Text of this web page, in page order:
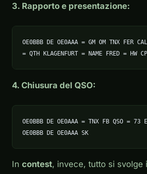
3. Rapporto e presentazione:
OE0BBB DE OE0AAA = GM OM TNX FER
= QTH KLAGENFURT = NAME FRED = HW
4. Chiusura del QSO:
OE0BBB DE OE0AAA = TNX FB QSO = 73
OE0BBB DE OE0AAA SK
In contest, invece, tutto si svolge